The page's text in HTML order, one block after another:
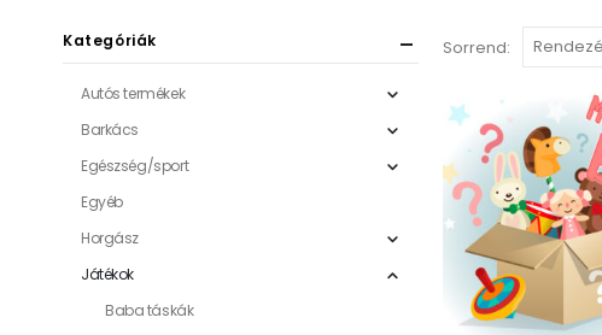
Sorrend:
Kategóriák
Autós termékek
Barkács
Egészség/sport
Egyéb
Horgász
Játékok
Baba táskák